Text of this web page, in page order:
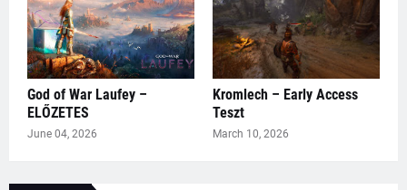
God of War Laufey –
ELŐZETES
June 04, 2026
Kromlech – Early Access
Teszt
March 10, 2026